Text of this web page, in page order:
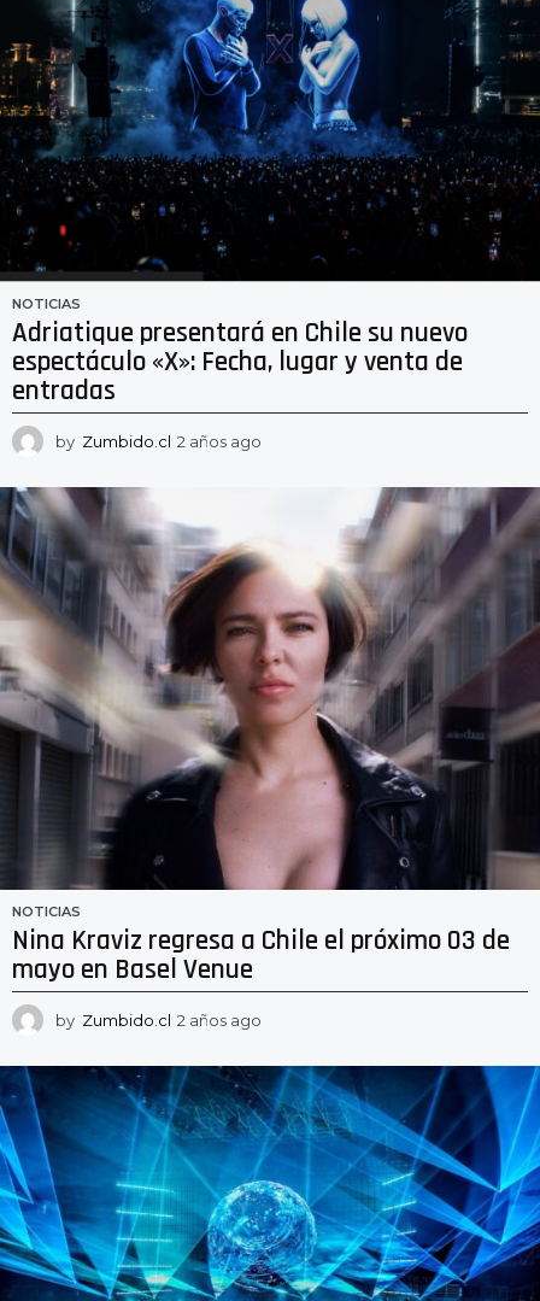
g
o
NOTICIAS
Adriatique presentará en Chile su nuevo
espectáculo «X»: Fecha, lugar y venta de
entradas
by Zumbido.cl 2 años ago
a
NOTICIAS
Nina Kraviz regresa a Chile el próximo 03 de
mayo en Basel Venue
by Zumbido.cl 2 años ago
ñ
o
s
a
g
o